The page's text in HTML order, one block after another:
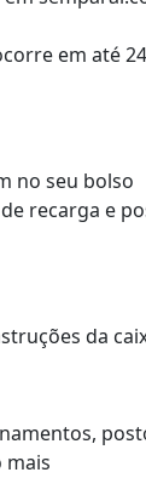
em até
no seu bolso
recarga e
da
mais